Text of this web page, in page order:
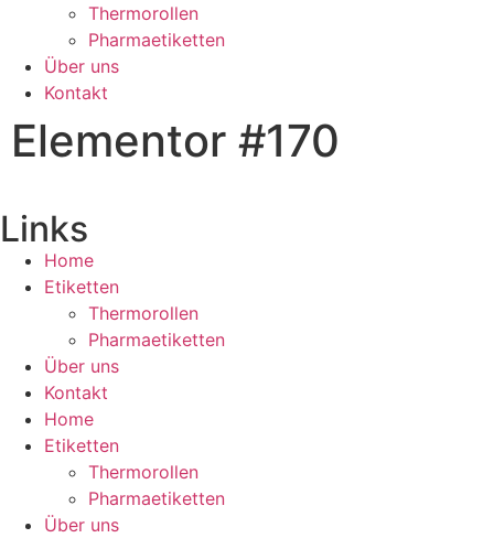
Thermorollen
Pharmaetiketten
Über uns
Kontakt
Elementor #170
Links
Home
Etiketten
Thermorollen
Pharmaetiketten
Über uns
Kontakt
Home
Etiketten
Thermorollen
Pharmaetiketten
Über uns